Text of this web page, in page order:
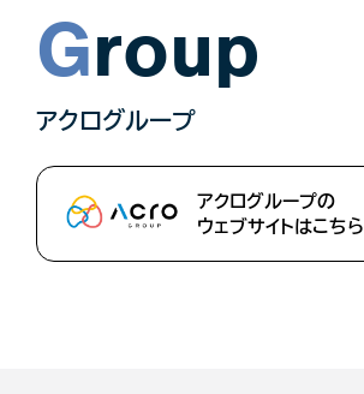
Group
アクログループ
アクログループの
ウェブサイトはこちら